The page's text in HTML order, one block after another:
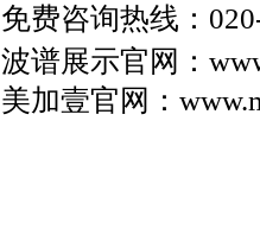
免费咨询热线：
波谱展示官网：
美加壹官网：